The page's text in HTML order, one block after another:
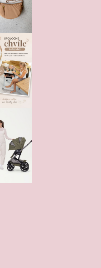
podmienkami ochrany